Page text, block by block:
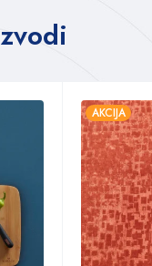
AKCIJA